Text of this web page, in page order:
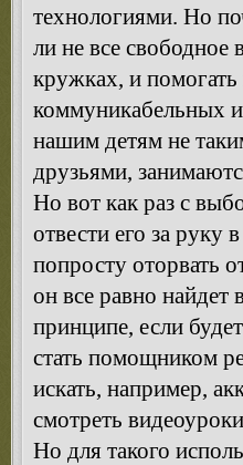
технологиями. Но
ли не все свободное
кружках, и помогать
коммуникабельных
нашим детям не
друзьями,
Но вот как раз с
отвести его за
попросту оторвать
он все равно
принципе, если
стать помощником
искать, например,
смотреть
Но для такого